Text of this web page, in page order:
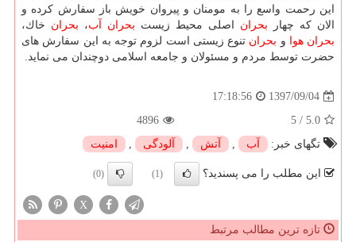
این رحمت واسع را به مومنان و پیروان خویش باز سفارش كرده و
الان كه چهار بحران اصلی محیط زیست بحران آب، بحران خاك،
بحران هوا و بحران تنوع زیستی است لزوم توجه به این سفارش های
حضرت توسط مردم و مسئولان و جامعه اسلامی دوچندان می نماید.
1397/09/04
17:18:56
5.0
/
5
4896
تگهای خبر:
آب , آتش , آلودگی , امنیت
این مطلب را می پسندید؟ (1)
(0)
X
تازه ترین مطالب مرتبط